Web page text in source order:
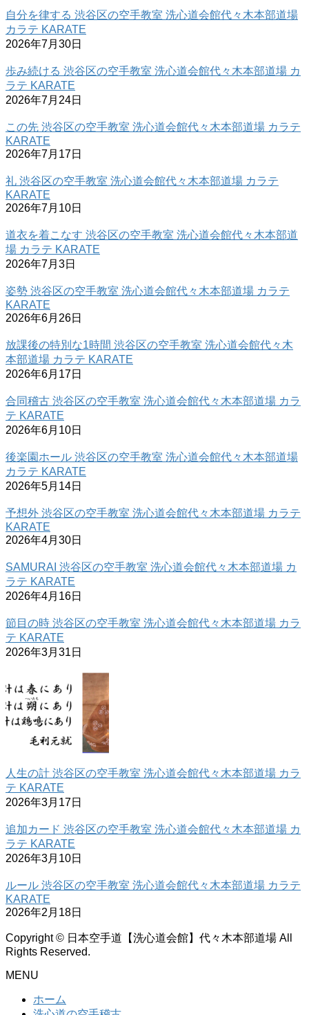
自分を律する 渋谷区の空手教室 洗心道会館代々木本部道場
カラテ KARATE
2026年7月30日
歩み続ける 渋谷区の空手教室 洗心道会館代々木本部道場 カ
ラテ KARATE
2026年7月24日
この先 渋谷区の空手教室 洗心道会館代々木本部道場 カラテ
KARATE
2026年7月17日
礼 渋谷区の空手教室 洗心道会館代々木本部道場 カラテ
KARATE
2026年7月10日
道衣を着こなす 渋谷区の空手教室 洗心道会館代々木本部道
場 カラテ KARATE
2026年7月3日
姿勢 渋谷区の空手教室 洗心道会館代々木本部道場 カラテ
KARATE
2026年6月26日
放課後の特別な1時間 渋谷区の空手教室 洗心道会館代々木
本部道場 カラテ KARATE
2026年6月17日
合同稽古 渋谷区の空手教室 洗心道会館代々木本部道場 カラ
テ KARATE
2026年6月10日
後楽園ホール 渋谷区の空手教室 洗心道会館代々木本部道場
カラテ KARATE
2026年5月14日
予想外 渋谷区の空手教室 洗心道会館代々木本部道場 カラテ
KARATE
2026年4月30日
SAMURAI 渋谷区の空手教室 洗心道会館代々木本部道場 カ
ラテ KARATE
2026年4月16日
節目の時 渋谷区の空手教室 洗心道会館代々木本部道場 カラ
テ KARATE
2026年3月31日
人生の計 渋谷区の空手教室 洗心道会館代々木本部道場 カラ
テ KARATE
2026年3月17日
追加カード 渋谷区の空手教室 洗心道会館代々木本部道場 カ
ラテ KARATE
2026年3月10日
ルール 渋谷区の空手教室 洗心道会館代々木本部道場 カラテ
KARATE
2026年2月18日
Copyright © 日本空手道【洗心道会館】代々木本部道場 All
Rights Reserved.
MENU
ホーム